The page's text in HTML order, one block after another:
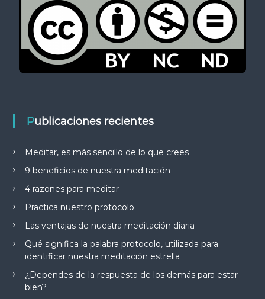
Publicaciones recientes
Meditar, es más sencillo de lo que crees
9 beneficios de nuestra meditación
4 razones para meditar
Practica nuestro protocolo
Las ventajas de nuestra meditación diaria
Qué significa la palabra protocolo, utilizada para
identificar nuestra meditación estrella
¿Dependes de la respuesta de los demás para estar
bien?